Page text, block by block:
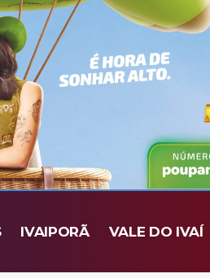
IVAIPORÃ VALE DO IVAÍ